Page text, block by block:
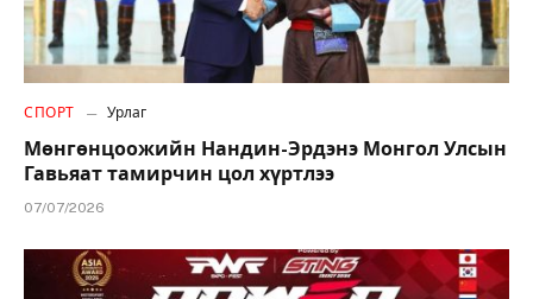
СПОРТ Урлаг
Мөнгөнцоожийн Нандин-Эрдэнэ Монгол Улсын
Гавьяат тамирчин цол хүртлээ
07/07/2026